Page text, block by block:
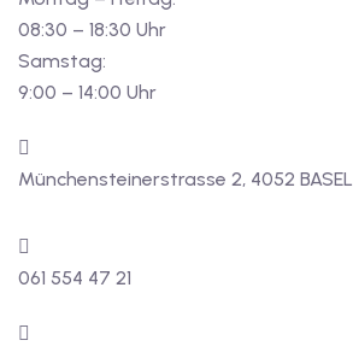
08:30 – 18:30 Uhr
Samstag:
9:00 – 14:00 Uhr
Münchensteinerstrasse 2, 4052 BASEL
061 554 47 21